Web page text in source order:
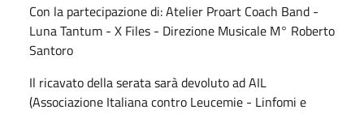
Con la partecipazione di: Atelier Proart Coach Band -
Luna Tantum - X Files - Direzione Musicale M° Roberto
Santoro
Il ricavato della serata sarà devoluto ad AIL
(Associazione Italiana contro Leucemie - Linfomi e